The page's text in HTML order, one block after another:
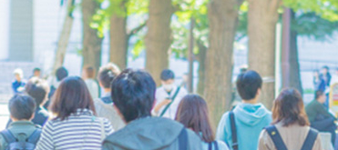
3分で分かる！大正大
学びの特徴
キャンパス紹介
大正コネク
入試のポイント
入試日程
ネット出願に
入学検定料の